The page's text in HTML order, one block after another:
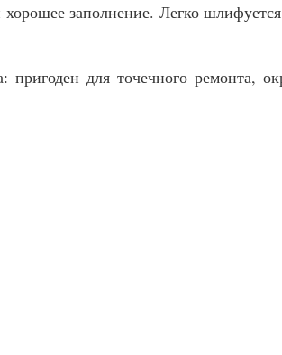
заполнение. Легко
для точечного ремонта,